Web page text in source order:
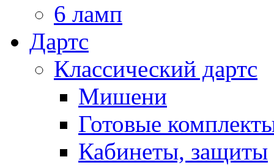
6 ламп
Дартс
Классический дартс
Мишени
Готовые
Кабинеты, защиты